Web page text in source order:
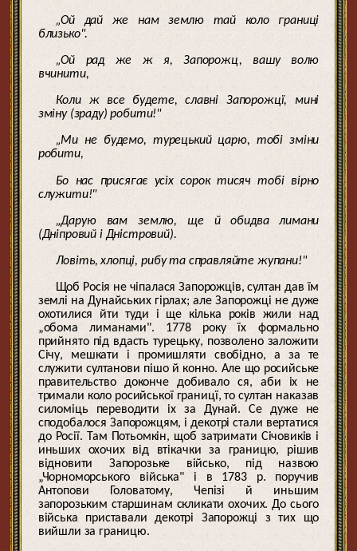
„Ой дай же нам землю тай коло границі
близько".
„Ой рад же ж я, Запорожц, вашу волю
вчинити,
Коли ж все будете, славні Запорожцї, мині
зміну (зраду) робити!"
„Ми не будемо, турецький царю, тобі зміни
робити,
Бо нас присягає усіх сорок тисяч тобі вірно
служити!"
„Дарую вам землю, ще й обидва лимани
(Дніпровий і Дністровий).
Ловіть, хлопці, рибу та справляйте жупани!"
Щоб Росія не чіпалася Запорожців, султан дав їм
землі на Дунайських гірлах; але Запорожці не дуже
охотилися йти туди і ще кілька років жили над
„обома лиманами". 1778 року їх формально
прийнято під вдасть турецьку, позволено заложити
Січу, мешкати і промишляти свобідно, а за те
служити султанови пішо й конно. Але що росийське
правительство доконче добивало ся, аби іх не
тримали коло росийської границї, то султан наказав
силоміць переводити іх за Дунай. Се дуже не
сподобалося Запорожцям, і декотрі стали вертатися
до Росії. Там Потьомкін, щоб затримати Січовиків і
иньших охочих від втікачки за границю, рішив
відновити Запорозьке військо, під назвою
„Чорноморського війська" і в 1783 р. поручив
Антопови Головатому, Чепізі й иньшим
запорозьким старшинам скликати охочих. До сього
війська приставали декотрі Запорожці з тих що
вийшли за границю.